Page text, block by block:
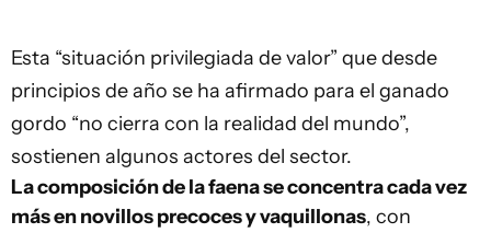
Esta “situación privilegiada de valor” que desde
principios de año se ha afirmado para el ganado
gordo “no cierra con la realidad del mundo”,
sostienen algunos actores del sector.
La composición de la faena se concentra cada vez
más en novillos precoces y vaquillonas, con